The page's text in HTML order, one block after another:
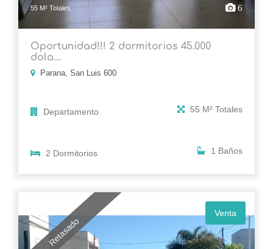
55 M² Totales 6
Oportunidad!!! 2 dormitorios 45.000
dola...
Parana, San Luis 600
Departamento 55 M² Totales
2 Dormitorios 1 Baños
Retasado
Venta